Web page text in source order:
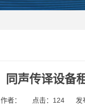
同声传译设备
作者： 点击：124 发